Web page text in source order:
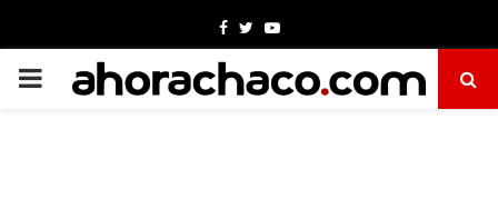
Facebook
TwitterYoutube
PRIMARY